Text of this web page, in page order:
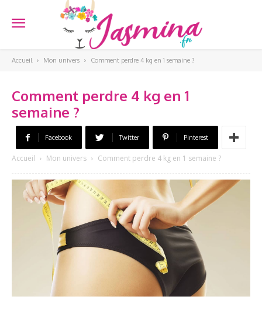
Accueil Mon univers Comment perdre 4 kg en 1 semaine ?
Comment perdre 4 kg en 1
semaine ?
Facebook Twitter Pinterest
Accueil Mon univers Comment perdre 4 kg en 1 semaine ?